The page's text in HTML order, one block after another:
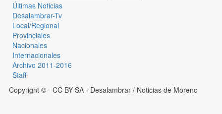
Últimas Noticias
Desalambrar-Tv
Local/Regional
Provinciales
Nacionales
Internacionales
Archivo 2011-2016
Staff
Copyright © - CC BY-SA - Desalambrar / Noticias de Moreno